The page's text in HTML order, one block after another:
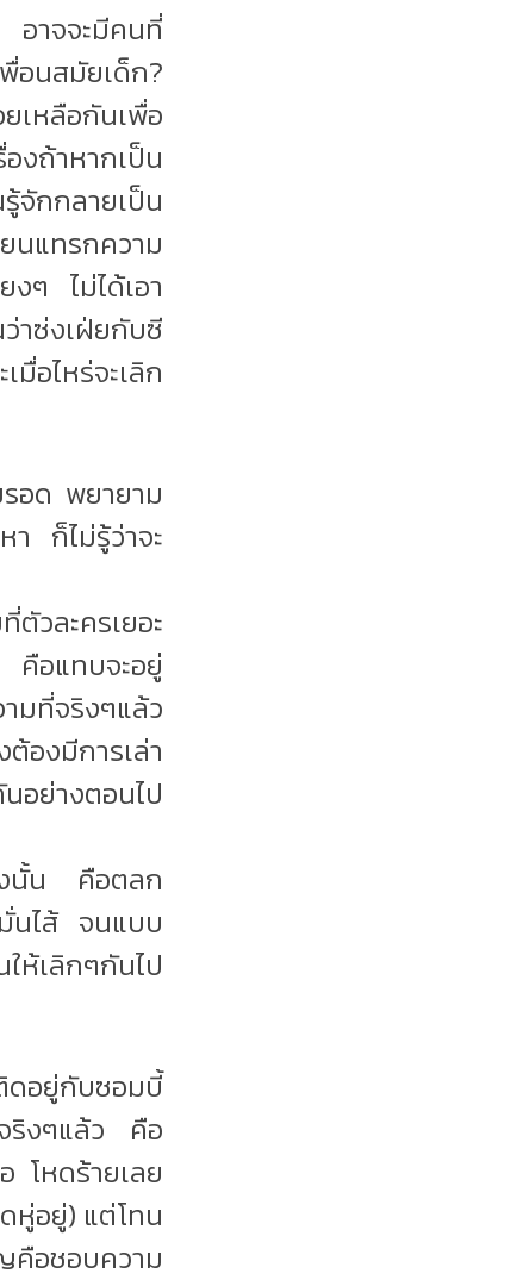
อาจจะมีคนที่
อนสมัยเด็ก?
เหลือกันเพื่อ
ถ้าหากเป็น
กกลายเป็น
แทรกความ
งๆ ไม่ได้เอา
าซ่งเฝ่ยกับซี
อไหร่จะเลิก
อด พยายาม
า ก็ไม่รู้ว่าจะ
วละครเยอะ
คือแทบจะอยู่
ที่จริงๆแล้ว
องมีการเล่า
อย่างตอนไป
งนั้น คือตลก
นไส้ จนแบบ
ห้เลิกๆกันไป
ดอยู่กับซอมบี้
จริงๆแล้ว คือ
โหดร้ายเลย
หู่อยู่) แต่โทน
คือชอบความ